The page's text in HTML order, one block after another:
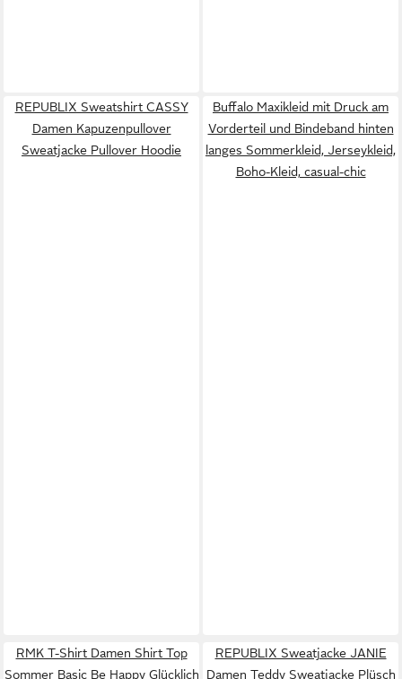
REPUBLIX Sweatshirt CASSY
Damen Kapuzenpullover
Sweatjacke Pullover Hoodie
Buffalo Maxikleid mit Druck am
Vorderteil und Bindeband hinten
langes Sommerkleid, Jerseykleid,
Boho-Kleid, casual-chic
RMK T-Shirt Damen Shirt Top
Sommer Basic Be Happy Glücklich
REPUBLIX Sweatjacke JANIE
Damen Teddy Sweatjacke Plüsch